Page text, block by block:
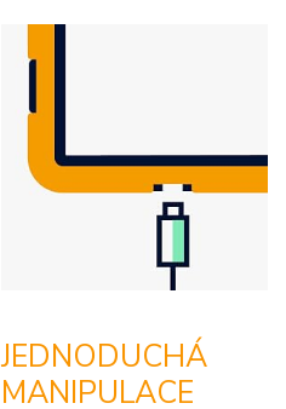
JEDNODUCHÁ
MANIPULACE